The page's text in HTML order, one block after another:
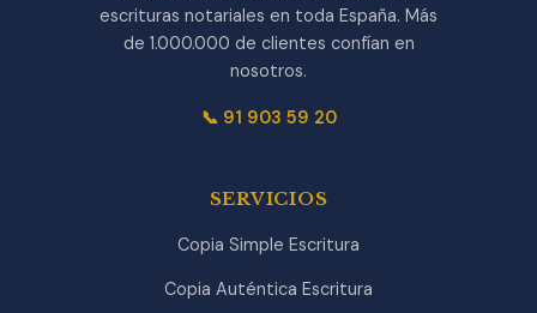
escrituras notariales en toda España. Más
de 1.000.000 de clientes confían en
nosotros.
📞 91 903 59 20
SERVICIOS
Copia Simple Escritura
Copia Auténtica Escritura